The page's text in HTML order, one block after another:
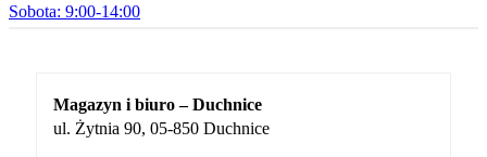
Sobota: 9:00-14:00
Magazyn i biuro – Duchnice
ul. Żytnia 90, 05-850 Duchnice